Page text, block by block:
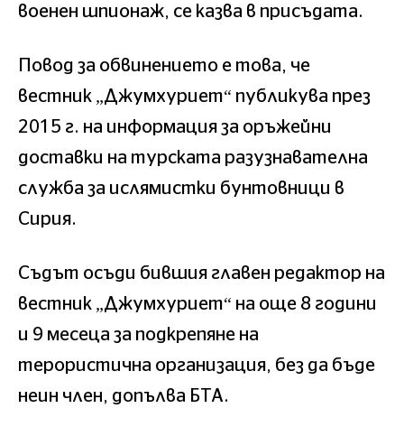
военен шпионаж, се казва в присъдата.
Повод за обвинението е това, че
вестник „Джумхуриет“ публикува през
2015 г. на информация за оръжейни
доставки на турската разузнавателна
служба за ислямистки бунтовници в
Сирия.
Съдът осъди бившия главен редактор на
вестник „Джумхуриет“ на още 8 години
и 9 месеца за подкрепяне на
терористична организация, без да бъде
неин член, допълва БТА.